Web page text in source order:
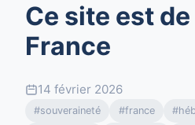
Ce site est
France
14 février 2026
#souveraineté #france